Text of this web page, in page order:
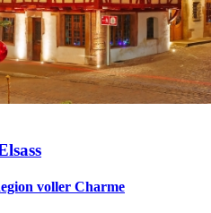
voller Charme